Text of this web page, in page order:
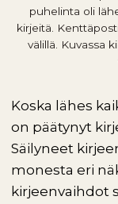
puhelinta oli
kirjeitä.
välillä. Kuvassa
Koska lähes
on päätynyt
Säilyneet
monesta eri
kirjeenvaihdot